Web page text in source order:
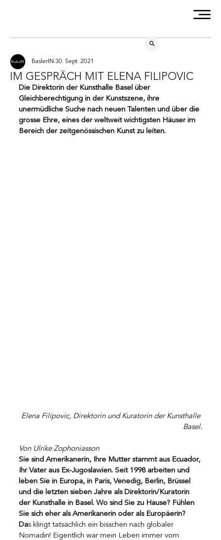
IM GESPRÄCH MIT ELENA FILIPOVIC
BaslerIN 30. Sept. 2021
Die Direktorin der Kunsthalle Basel über
Gleichberechtigung in der Kunstszene, ihre
unermüdliche Suche nach neuen Talenten und über die
grosse Ehre, eines der weltweit wichtigsten Häuser im
Bereich der zeitgenössischen Kunst zu leiten.
Elena Filipovic, Direktorin und Kuratorin der Kunsthalle
Basel.
Von Ulrike Zophoniasson
Sie sind Amerikanerin, Ihre Mutter stammt aus Ecuador,
Ihr Vater aus Ex-Jugoslawien. Seit 1998 arbeiten und
leben Sie in Europa, in Paris, Venedig, Berlin, Brüssel
und die letzten sieben Jahre als Direktorin/Kuratorin
der Kunsthalle in Basel. Wo sind Sie zu Hause? Fühlen
Sie sich eher als Amerikanerin oder als Europäerin?
Das klingt tatsächlich ein bisschen nach globaler
Nomadin! Eigentlich war mein Leben immer vom